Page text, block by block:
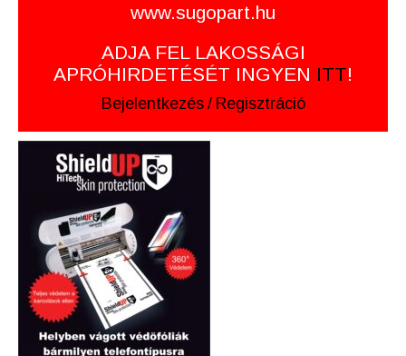
www.sugopart.hu
ADJA FEL LAKOSSÁGI
APRÓHIRDETÉSÉT INGYEN ITT!
Bejelentkezés / Regisztráció